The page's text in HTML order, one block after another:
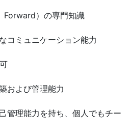
Forward）の専門知識
コミュニケーション能力
および管理能力
管理能力を持ち、個人でもチー